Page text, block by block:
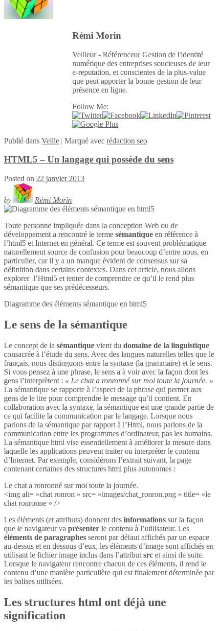
Rémi Morin
Veilleur - Référenceur Gestion de l'identité
numérique des entreprises soucieuses de leur
e-reputation, et conscientes de la plus-value
que peut apporter la bonne gestion de leur
présence en ligne.
Follow Me:
Publié dans Veille | Marqué avec rédaction seo
HTML5 – Un langage qui possède du sens
Posted on 22 janvier 2013
by Rémi Morin
Toute personne impliquée dans la conception Web ou de
développement a rencontré le terme sémantique en référence à
l’html5 et Internet en général. Ce terme est souvent problématique
naturellement source de confusion pour beaucoup d’entre nous, en
particulier, car il y a un manque évident de consensus sur sa
définition dans certains contextes. Dans cet article, nous allons
explorer l’Html5 et tenter de comprendre ce qu’il le rend plus
sémantique que ses prédécesseurs.
Diagramme des éléments sémantique en html5
Le sens de la sémantique
Le concept de la sémantique vient du domaine de la linguistique
consacrée à l’étude du sens. Avec des langues naturelles telles que le
français, nous distinguons entre la syntaxe (la grammaire) et le sens.
Si vous pensez à une phrase, le sens a à voir avec la façon dont les
gens l’interprètent : « Le chat a ronronné sur moi toute la journée. »
La sémantique se rapporte à l’aspect de la phrase qui permet aux
gens de le lire pour comprendre le message qu’il contient. En
collaboration avec la syntaxe, la sémantique est une grande partie de
ce qui facilite la communication par le langage. Lorsque nous
parlons de la sémantique par rapport à l’Html, nous parlons de la
communication entre les programmes d’ordinateur, pas les humains.
La sémantique html vise essentiellement à améliorer la mesure dans
laquelle les applications peuvent traiter ou interpréter le contenu
d’Internet. Par exemple, considérons l’extrait suivant, la page
contenant certaines des structures html plus autonomes :
Le chat a ronronné sur moi toute la journée.
<img alt= »chat ronron » src= »images/chat_ronron.png » title= »le
chat ronronne » />
Les éléments (et attributs) donnent des informations sur la façon
que le navigateur va présenter le contenu à l’utilisateur. Les
éléments de paragraphes seront par défaut affichés par un espace
au-dessus et en dessous d’eux, les éléments d’image sont affichés en
utilisant le fichier image inclus dans l’attribut src et ainsi de suite.
Lorsque le navigateur rencontre chacun de ces éléments, il rend le
contenu d’une manière particulière qui est finalement déterminée par
les balises utilisées.
Les structures html ont déjà une
signification